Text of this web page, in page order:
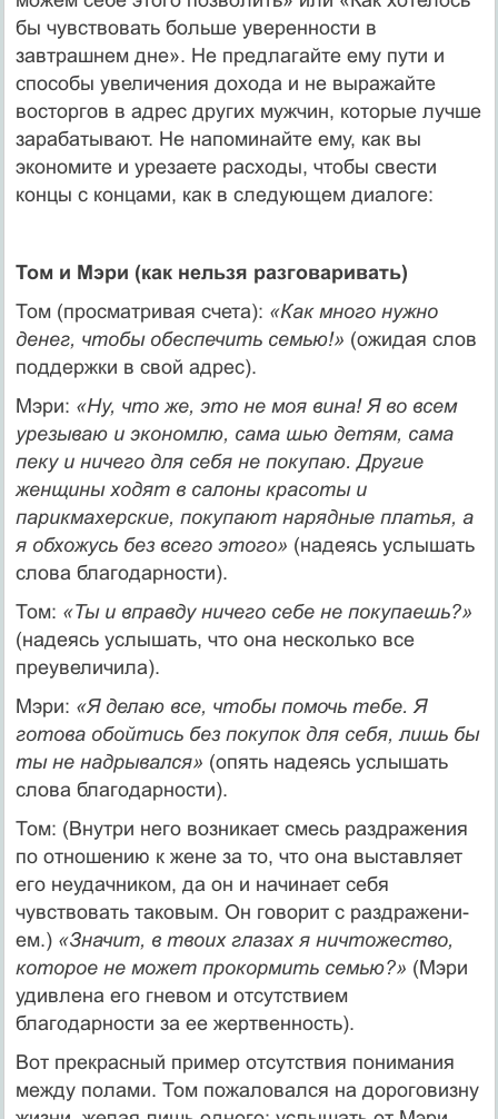
бы чувствовать больше уверенности в
завтрашнем дне». Не предлагайте ему пути и
способы увеличения дохода и не выражайте
восторгов в адрес других мужчин, которые лучше
зарабатывают. Не напоми­найте ему, как вы
экономите и урезаете расходы, чтобы свести
концы с концами, как в следующем диалоге:
Том и Мэри (как нельзя разговаривать)
Том (просматривая счета): «Как много нужно
денег, чтобы обеспечить семью!» (ожидая слов
поддержки в свой адрес).
Мэри: «Ну, что же, это не моя вина! Я во всем
урезываю и эко­номлю, сама шью детям, сама
пеку и ничего для себя не покупаю. Другие
женщины ходят в салоны красоты и
парикмахерские, по­купают нарядные платья, а
я обхожусь без всего этого» (надеясь услышать
слова благодарности).
Том: «Ты и вправду ничего себе не покупаешь?»
(надеясь услы­шать, что она несколько все
преувеличила).
Мэри: «Я делаю все, чтобы помочь тебе. Я
готова обойтись без покупок для себя, лишь бы
ты не надрывался» (опять надеясь услышать
слова благодарности).
Том: (Внутри него возникает смесь раздражения
по отноше­нию к жене за то, что она выставляет
его неудачником, да он и начинает себя
чувствовать таковым. Он говорит с раздражени­
ем.) «Значит, в твоих глазах я ничтожество,
которое не может прокормить семью?» (Мэри
удивлена его гневом и отсутствием
благодарности за ее жертвенность).
Вот прекрасный пример отсутствия понимания
между полами. Том пожаловался на дороговизну